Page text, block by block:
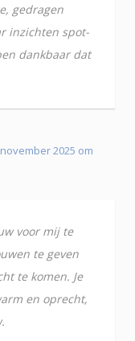
gedragen
inzichten spot-
dankbaar dat
2025 om
voor mij te
te geven
te komen. Je
en oprecht,